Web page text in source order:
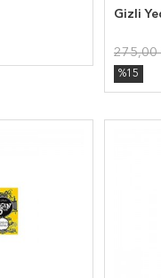
Gizli
275,00
%15